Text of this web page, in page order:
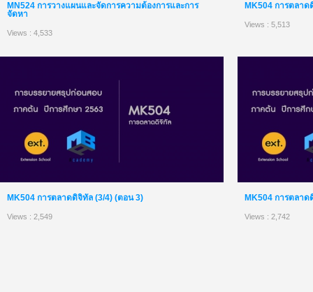
MN524 การวางแผนและจัดการความต้องการและการ
จัดหา
Views : 4,533
MK504 การตลา
Views : 5,513
MK504 การตลาดดิจิทัล (3/4) (ตอน 3)
Views : 2,549
MK504 การตลา
Views : 2,742